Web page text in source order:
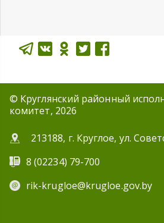
© Круглянский районный
комитет, 2026
213188, г. Круглое, ул.
8 (02234) 79-700
rik-krugloe@krugloe.gov.by